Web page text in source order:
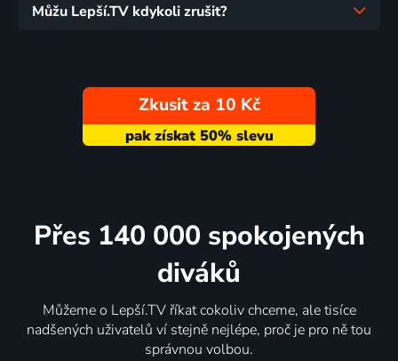
Můžu Lepší.TV kdykoli zrušit?
Zkusit za 10 Kč
Přes 140 000 spokojených
diváků
Můžeme o Lepší.TV říkat cokoliv chceme, ale tisíce
nadšených uživatelů ví stejně nejlépe, proč je pro ně tou
správnou volbou.